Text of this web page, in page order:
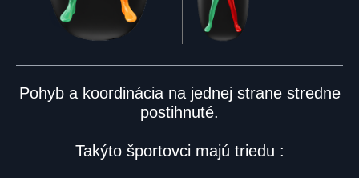
Pohyb a koordinácia na jednej strane stredne
postihnuté.
Takýto športovci majú triedu :